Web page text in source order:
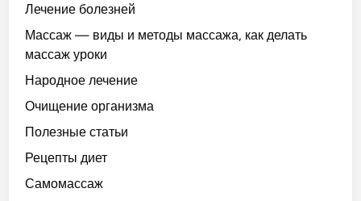
Лечение болезней
Массаж — виды и методы массажа, как делать
массаж уроки
Народное лечение
Очищение организма
Полезные статьи
Рецепты диет
Самомассаж